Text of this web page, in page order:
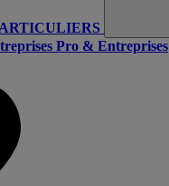
Pro & Entreprises